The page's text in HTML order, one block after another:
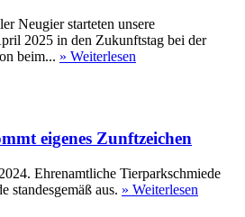
Neugier starteten unsere
2025 in den Zukunftstag bei der
beim... » Weiterlesen
eigenes Zunftzeichen
Ehrenamtliche Tierparkschmiede
standesgemäß aus. » Weiterlesen